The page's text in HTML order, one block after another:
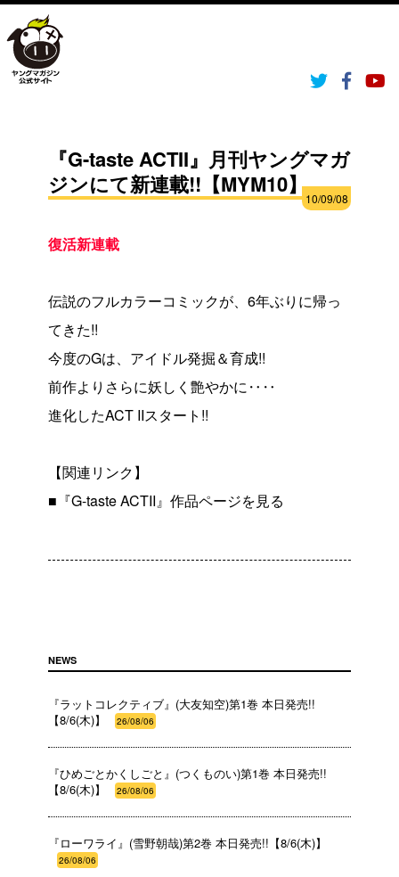
『G-taste ACTII』月刊ヤングマガ
ジンにて新連載!!【MYM10】
10/09/08
復活新連載
伝説のフルカラーコミックが、6年ぶりに帰っ
てきた!!
今度のGは、アイドル発掘＆育成!!
前作よりさらに妖しく艶やかに‥‥
進化したACT IIスタート!!
【関連リンク】
■『G-taste ACTII』作品ページを見る
NEWS
『ラットコレクティブ』(大友知空)第1巻 本日発売!!
【8/6(木)】
26/08/06
『ひめごとかくしごと』(つくものい)第1巻 本日発売!!
【8/6(木)】
26/08/06
『ローワライ』(雪野朝哉)第2巻 本日発売!!【8/6(木)】
26/08/06